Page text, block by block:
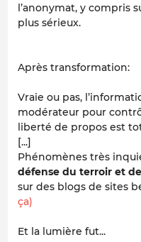
l’anonymat, y compris
plus sérieux.
Après transformation:
Vraie ou pas,
modérateur pour
liberté de propos est
[...]
Phénomènes très
défense du terroir et
sur des blogs de sites
ça)
Et la lumière fut...